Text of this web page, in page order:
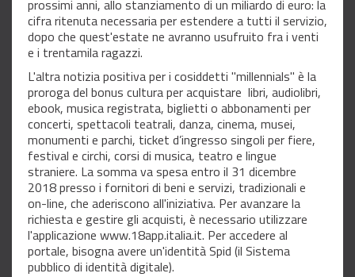
prossimi anni, allo stanziamento di un miliardo di euro: la
cifra ritenuta necessaria per estendere a tutti il servizio,
dopo che quest'estate ne avranno usufruito fra i venti
e i trentamila ragazzi.
L'altra notizia positiva per i cosiddetti "millennials" è la
proroga del bonus cultura per acquistare libri, audiolibri,
ebook, musica registrata, biglietti o abbonamenti per
concerti, spettacoli teatrali, danza, cinema, musei,
monumenti e parchi, ticket d’ingresso singoli per fiere,
festival e circhi, corsi di musica, teatro e lingue
straniere. La somma va spesa entro il 31 dicembre
2018 presso i fornitori di beni e servizi, tradizionali e
on-line, che aderiscono all'iniziativa. Per avanzare la
richiesta e gestire gli acquisti, è necessario utilizzare
l'applicazione www.18app.italia.it. Per accedere al
portale, bisogna avere un'identità Spid (il Sistema
pubblico di identità digitale).